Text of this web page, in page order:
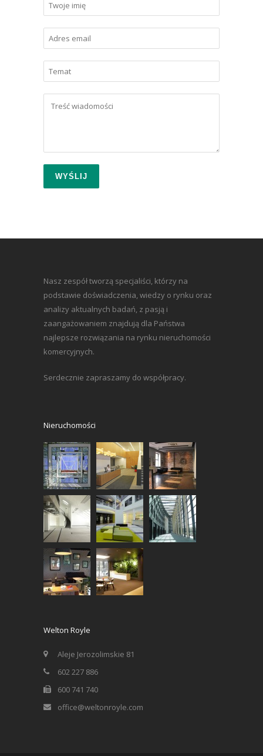
Nasz zespół tworzą specjaliści, którzy na
podstawie doświadczenia, wiedzy o rynku oraz
analizy aktualnych badań, z pasją i
zaangażowaniem znajdują dla Państwa
najlepsze rozwiązania na rynku nieruchomości
komercyjnych.
Serdecznie zapraszamy do współpracy.
Nieruchomości
Welton Royle
Aleje Jerozolimskie 81
602 227 886
600 741 740
office@weltonroyle.com